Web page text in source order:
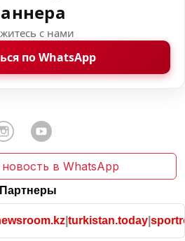
с нами
по WhatsApp
в WhatsApp
Партнеры
|turkistan.today|